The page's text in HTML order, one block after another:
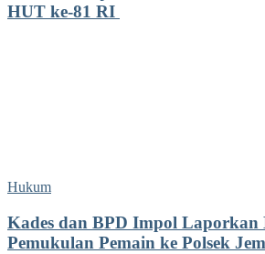
HUT ke-81 RI ‎
Hukum
Kades dan BPD Impol Laporkan
Pemukulan Pemain ke Polsek